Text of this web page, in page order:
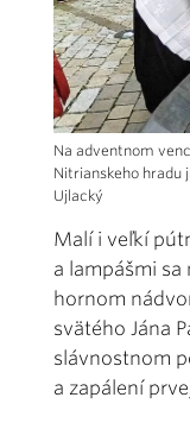
Na adventnom
Nitrianskeho hradu
Ujlacký
Malí i veľkí
a lampášmi sa
hornom
svätého Jána
slávnostnom
a zapálení